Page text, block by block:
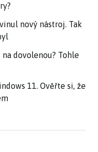
nový nástroj. Tak
dovolenou? Tohle
11. Ověřte si, že